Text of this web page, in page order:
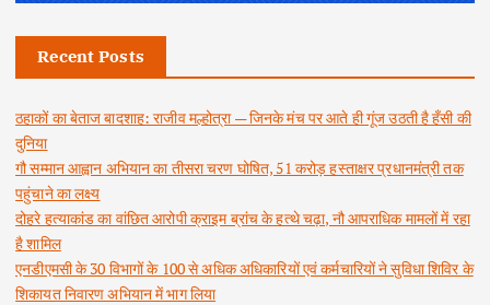
Recent Posts
ठहाकों का बेताज बादशाह: राजीव मल्होत्रा — जिनके मंच पर आते ही गूंज उठती है हँसी की
दुनिया
गौ सम्मान आह्वान अभियान का तीसरा चरण घोषित, 51 करोड़ हस्ताक्षर प्रधानमंत्री तक
पहुंचाने का लक्ष्य
दोहरे हत्याकांड का वांछित आरोपी क्राइम ब्रांच के हत्थे चढ़ा, नौ आपराधिक मामलों में रहा
है शामिल
एनडीएमसी के 30 विभागों के 100 से अधिक अधिकारियों एवं कर्मचारियों ने सुविधा शिविर के
शिकायत निवारण अभियान में भाग लिया